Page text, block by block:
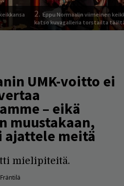
2. Eppu Normaalin viimeinen
katso kuvagalleria torstailta
UMK-voitto ei
– eikä
muustakaan,
ajattele meitä
mielipiteitä.